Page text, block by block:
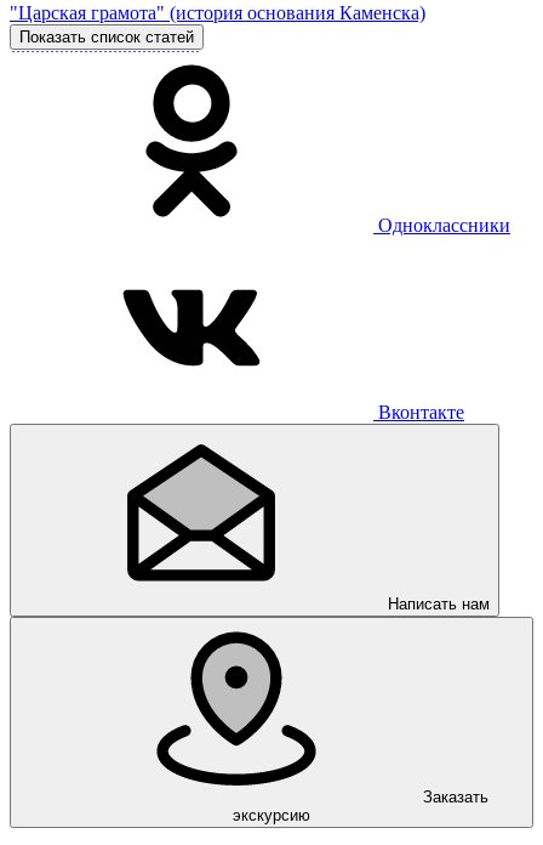
"Царская грамота" (история основания Каменска)
Показать список статей
Одноклассники
Вконтакте
Написать нам
Заказать
экскурсию